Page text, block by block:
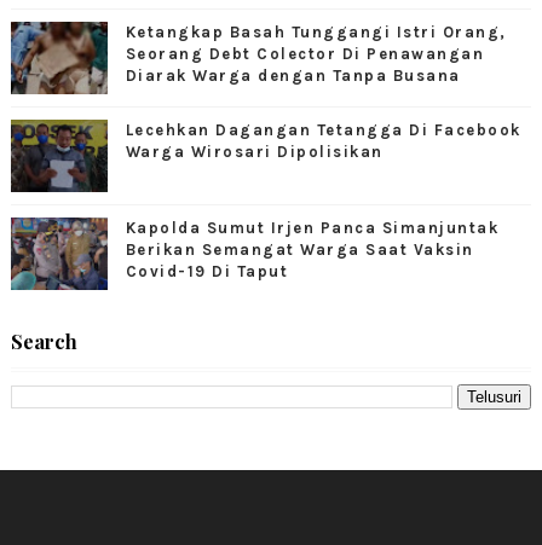
Ketangkap Basah Tunggangi Istri Orang,
Seorang Debt Colector Di Penawangan
Diarak Warga dengan Tanpa Busana
Lecehkan Dagangan Tetangga Di Facebook
Warga Wirosari Dipolisikan
Kapolda Sumut Irjen Panca Simanjuntak
Berikan Semangat Warga Saat Vaksin
Covid-19 Di Taput
Search